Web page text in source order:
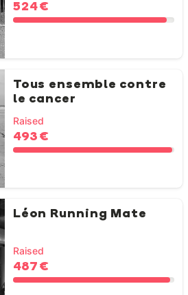
524 €
Tous ensemble contre
le cancer
Raised
493 €
Léon Running Mate
Raised
487 €